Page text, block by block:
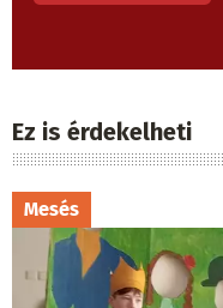
Ez is érdekelheti
Mesés